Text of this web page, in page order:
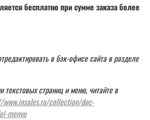
бесплатно при сумме заказа более
в бэк-офисе сайта в разделе
текстовых страниц и меню, читайте в
collection/doc-
menyu